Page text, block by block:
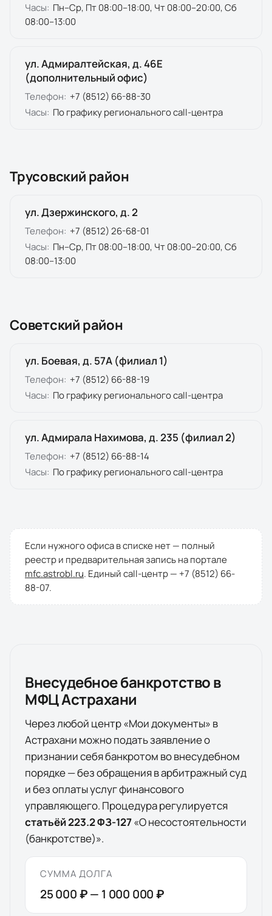
Часы: Пн–Ср, Пт 08:00–18:00, Чт 08:00–20:00, Сб
08:00–13:00
ул. Адмиралтейская, д. 46Е
(дополнительный офис)
Телефон: +7 (8512) 66-88-30
Часы: По графику регионального call-центра
Трусовский район
ул. Дзержинского, д. 2
Телефон: +7 (8512) 26-68-01
Часы: Пн–Ср, Пт 08:00–18:00, Чт 08:00–20:00, Сб
08:00–13:00
Советский район
ул. Боевая, д. 57А (филиал 1)
Телефон: +7 (8512) 66-88-19
Часы: По графику регионального call-центра
ул. Адмирала Нахимова, д. 235 (филиал 2)
Телефон: +7 (8512) 66-88-14
Часы: По графику регионального call-центра
Если нужного офиса в списке нет — полный
реестр и предварительная запись на портале
mfc.astrobl.ru. Единый call-центр — +7 (8512) 66-
88-07.
Внесудебное банкротство в
МФЦАстрахани
Через любой центр «Мои документы» в
Астрахани можно подать заявление о
признании себя банкротом во внесудебном
порядке — без обращения в арбитражный суд
и без оплаты услуг финансового
управляющего. Процедура регулируется
статьёй 223.2 ФЗ-127«О несостоятельности
(банкротстве)».
СУММА ДОЛГА
25 000 ₽— 1 000 000 ₽